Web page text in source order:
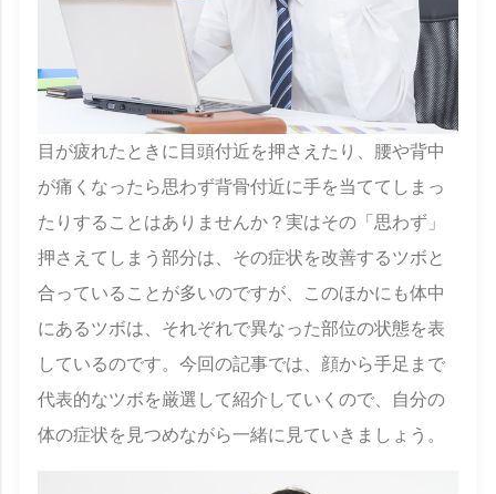
目が疲れたときに目頭付近を押さえたり、腰や背中
が痛くなったら思わず背骨付近に手を当ててしまっ
たりすることはありませんか？実はその「思わず」
押さえてしまう部分は、その症状を改善するツボと
合っていることが多いのですが、このほかにも体中
にあるツボは、それぞれで異なった部位の状態を表
しているのです。今回の記事では、顔から手足まで
代表的なツボを厳選して紹介していくので、自分の
体の症状を見つめながら一緒に見ていきましょう。